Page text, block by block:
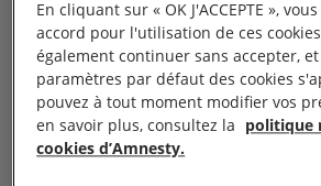
exécuté. Ce pêcheur égyptien
décembre 2021 sur un bateau
saoudite et l’Égypte. Il a
contraint, sous la menace
transporter de la drogue. En
En cliquant sur « OK J'ACCEPTE »,
accord pour l'utilisation de ces
également continuer sans accepter, et
paramètres par défaut des cookies
pouvez à tout moment modifier vos
en savoir plus, consultez la politique
cookies d’Amnesty.